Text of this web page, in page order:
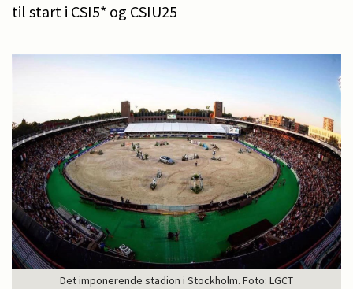
til start i CSI5* og CSIU25
Det imponerende stadion i Stockholm. Foto: LGCT